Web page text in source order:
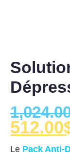
512.00
Le Pack Anti-